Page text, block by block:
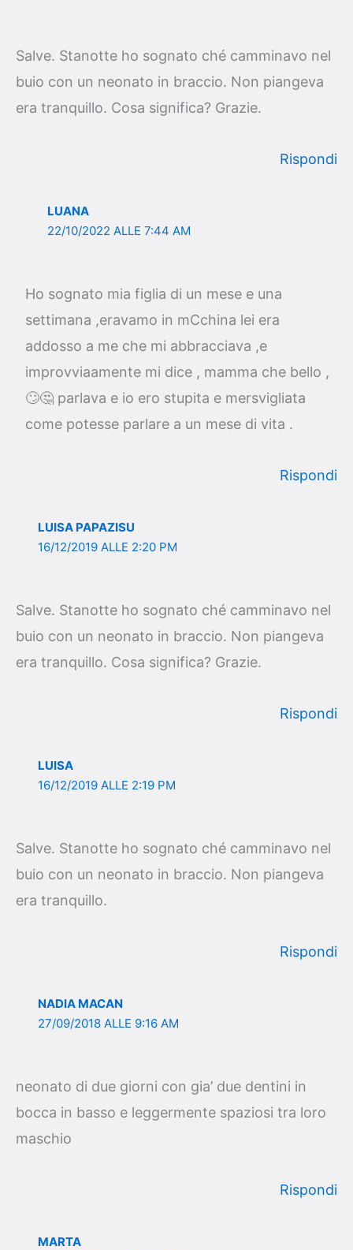
Salve. Stanotte ho sognato ché camminavo nel
buio con un neonato in braccio. Non piangeva
era tranquillo. Cosa significa? Grazie.
Rispondi
LUANA
22/10/2022 ALLE 7:44 AM
Ho sognato mia figlia di un mese e una
settimana ,eravamo in mCchina lei era
addosso a me che mi abbracciava ,e
improvviaamente mi dice , mamma che bello ,
🙄🤔 parlava e io ero stupita e mersvigliata
come potesse parlare a un mese di vita .
Rispondi
LUISA PAPAZISU
16/12/2019 ALLE 2:20 PM
Salve. Stanotte ho sognato ché camminavo nel
buio con un neonato in braccio. Non piangeva
era tranquillo. Cosa significa? Grazie.
Rispondi
LUISA
16/12/2019 ALLE 2:19 PM
Salve. Stanotte ho sognato ché camminavo nel
buio con un neonato in braccio. Non piangeva
era tranquillo.
Rispondi
NADIA MACAN
27/09/2018 ALLE 9:16 AM
neonato di due giorni con gia’ due dentini in
bocca in basso e leggermente spaziosi tra loro
maschio
Rispondi
MARTA